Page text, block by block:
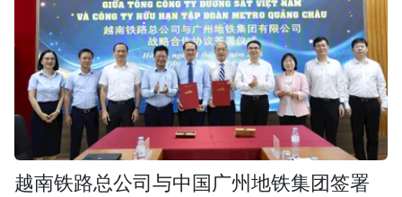
越南铁路总公司与中国广州地铁集团签署